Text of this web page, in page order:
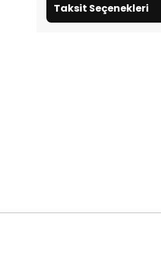
Taksit Seçenekleri